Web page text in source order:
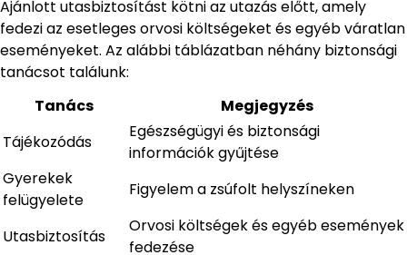
Ajánlott utasbiztosítást kötni az utazás előtt, amely
fedezi az esetleges orvosi költségeket és egyéb váratlan
eseményeket. Az alábbi táblázatban néhány biztonsági
tanácsot találunk:
Tanács
Megjegyzés
Tájékozódás
Egészségügyi és biztonsági
információk gyűjtése
Gyerekek
felügyelete
Figyelem a zsúfolt helyszíneken
Utasbiztosítás
Orvosi költségek és egyéb események
fedezése